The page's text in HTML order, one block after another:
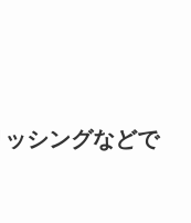
シングなどで